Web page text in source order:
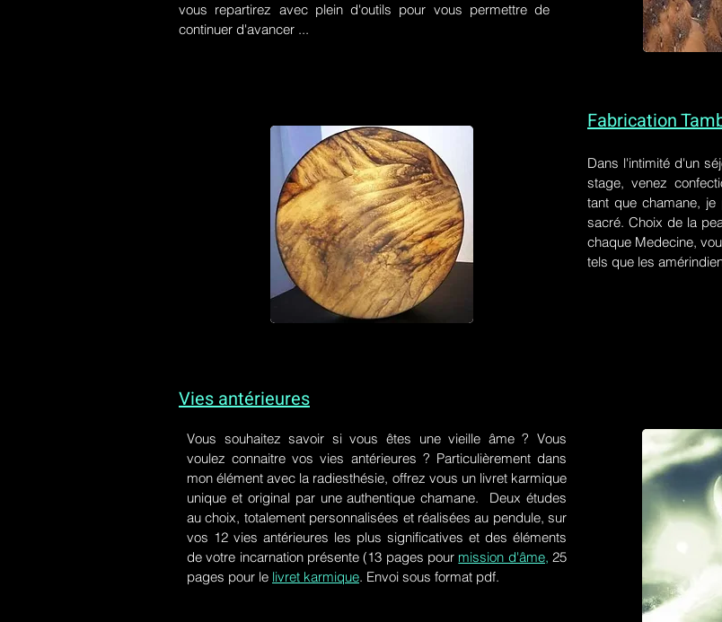
vous repartirez avec plein d'outils pour vous permettre de
continuer d'avancer ...
Fabrication
Dans l'intimité d'un
stage, venez
tant que chamane,
sacré. Choix de la
chaque Medecine,
tels que les
Vies antérieures
Vous souhaitez savoir si vous êtes une vieille âme ? Vous
voulez connaitre vos vies antérieures ? Particulièrement dans
mon élément avec la radiesthésie, offrez vous un livret karmique
unique et original par une authentique chamane. Deux études
au choix, totalement personnalisées et réalisées au pendule, sur
vos 12 vies antérieures les plus significatives et des éléments
de votre incarnation présente (13 pages pour mission d'âme, 25
pages pour le livret karmique. Envoi sous format pdf.